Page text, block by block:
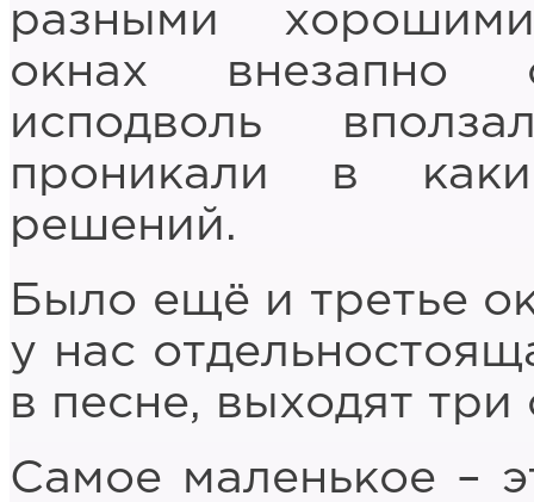
разными
окнах внезапно
исподволь
проникали в
решений.
Было ещё и третье
у нас
в песне, выходят три
Самое маленькое –